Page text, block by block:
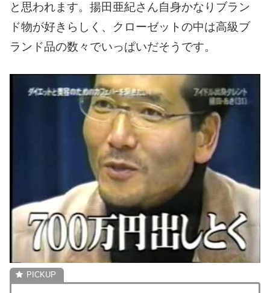
と思われます。 揚田亜紀さん自身かなりブラン
ド物が好きらしく、クローゼットの中は高級ブ
ランド品の数々でいっぱいだそうです。